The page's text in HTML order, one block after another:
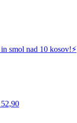
smol nad 10 kosov!⚡️